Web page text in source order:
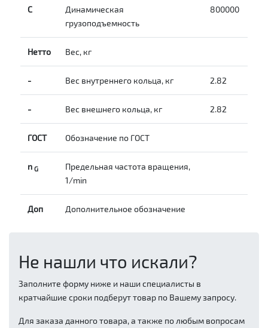
C
Динамическая
грузоподъемность
800000
Нетто Вес, кг
- Вес внутреннего кольца, кг 2.82
- Вес внешнего кольца, кг 2.82
ГОСТ Обозначение по ГОСТ
n G
Предельная частота вращения,
1/min
Доп Дополнительное обозначение
Не нашли что искали?
Заполните форму ниже и наши специалисты в
кратчайшие сроки подберут товар по Вашему запросу.
Для заказа данного товара, а также по любым вопросам